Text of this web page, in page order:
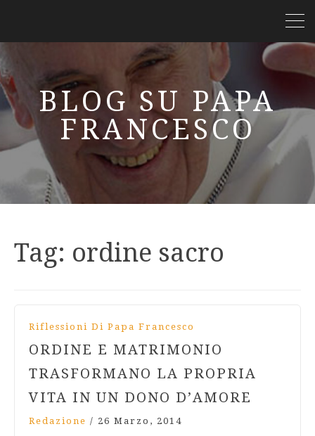
BLOG SU PAPA
FRANCESCO
Tag: ordine sacro
Riflessioni Di Papa Francesco
ORDINE E MATRIMONIO
TRASFORMANO LA PROPRIA
VITA IN UN DONO D’AMORE
Redazione / 26 Marzo, 2014